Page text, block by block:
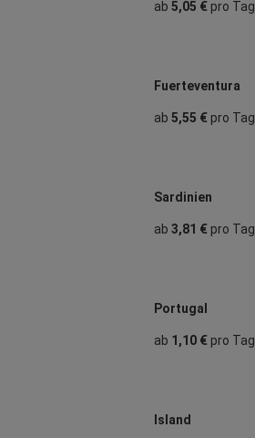
ab 5,05 €pro Tag
Fuerteventura
ab 5,55 €pro Tag
Sardinien
ab 3,81 €pro Tag
Portugal
ab 1,10 €pro Tag
Island